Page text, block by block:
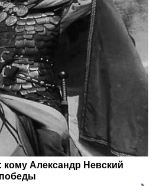
Александр Невский